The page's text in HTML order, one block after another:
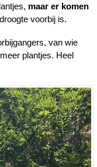
maar er komen
voorbij is.
van wie
plantjes. Heel